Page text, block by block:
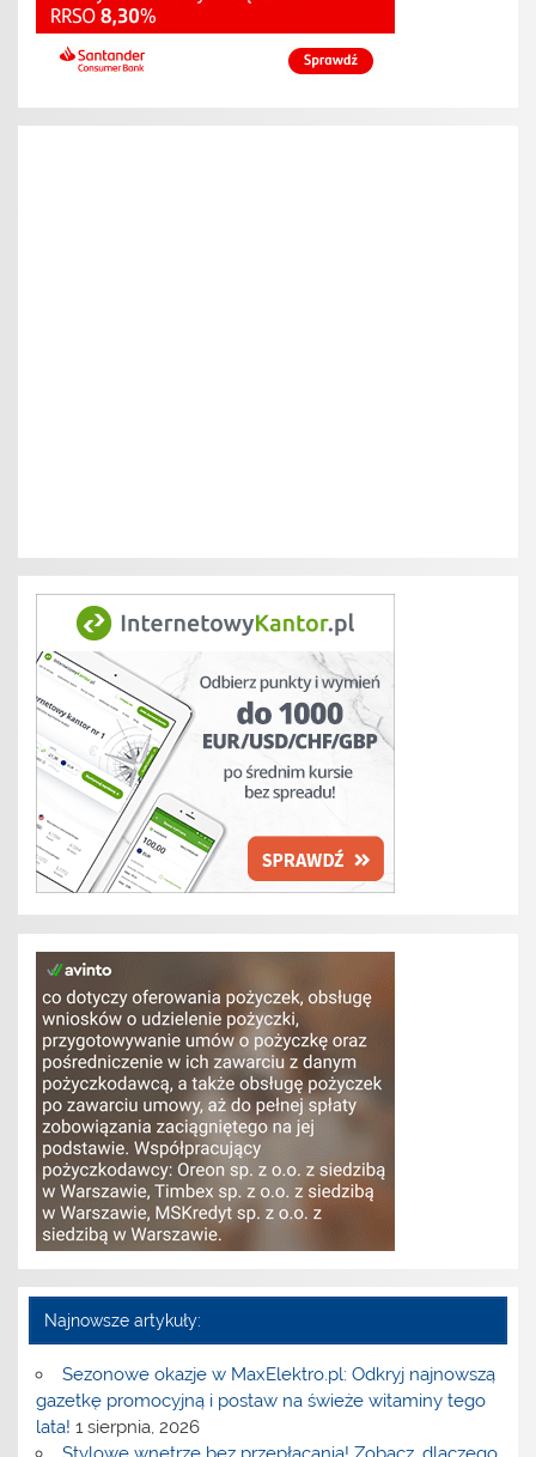
Najnowsze artykuły:
Sezonowe okazje w MaxElektro.pl: Odkryj najnowszą
gazetkę promocyjną i postaw na świeże witaminy tego
lata! 1 sierpnia, 2026